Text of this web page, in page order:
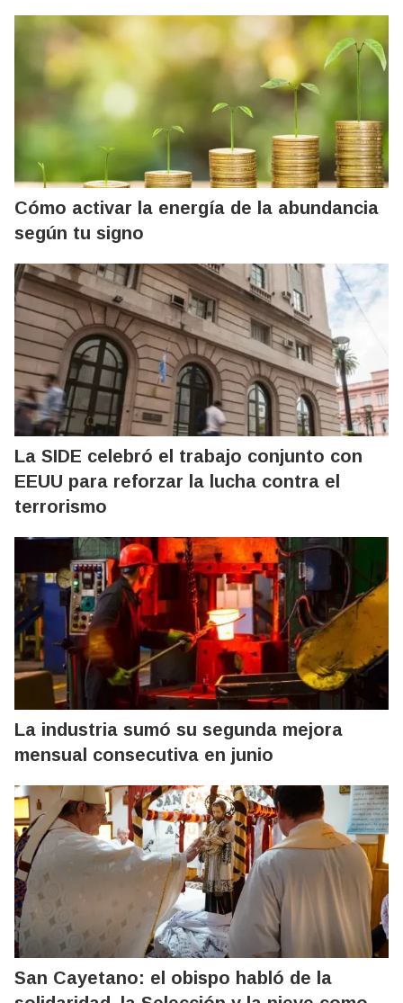
Cómo activar la energía de la abundancia
según tu signo
La SIDE celebró el trabajo conjunto con
EEUU para reforzar la lucha contra el
terrorismo
La industria sumó su segunda mejora
mensual consecutiva en junio
San Cayetano: el obispo habló de la